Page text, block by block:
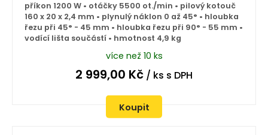
příkon 1200 W • otáčky 5500 ot./min • pilový kotouč
160 x 20 x 2,4 mm • plynulý náklon 0 až 45° • hloubka
řezu při 45° - 45 mm • hloubka řezu při 90° - 55 mm •
vodící lišta součástí • hmotnost 4,9 kg
více než 10 ks
2 999,00 Kč / ks s DPH
Koupit